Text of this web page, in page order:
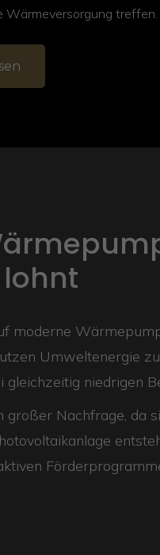
Wärmeversorgung treffen.
moderne
Umweltenergie
niedrigen
Nachfrage, da